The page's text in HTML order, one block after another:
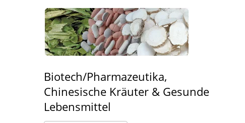
Biotech/Pharmazeutika,
Chinesische Kräuter & Gesunde
Lebensmittel